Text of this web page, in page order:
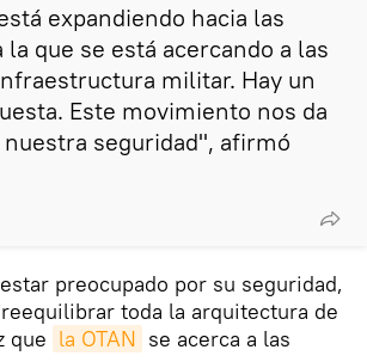
expandiendo hacia las
que se está acercando a las
militar. Hay un
Este movimiento nos da
seguridad", afirmó
preocupado por su seguridad,
toda la arquitectura de
que la OTAN se acerca a las